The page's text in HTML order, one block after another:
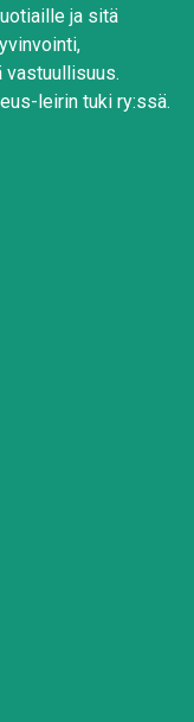
ja sitä
vastuullisuus.
leirin tuki ry:ssä.